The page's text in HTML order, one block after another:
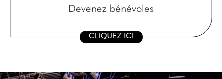
Devenez bénévoles
CLIQUEZ ICI